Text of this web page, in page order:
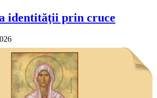
identităţii prin cruce